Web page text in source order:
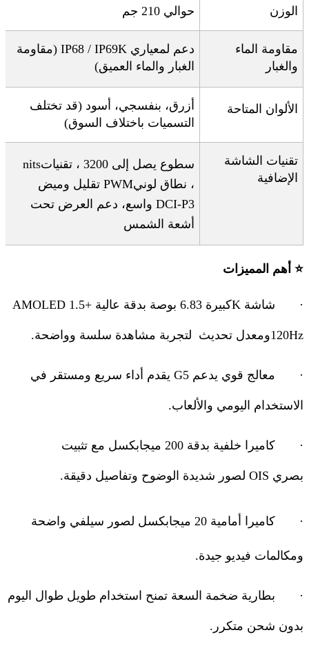
الوزن حوالي 210 جم
مقاومة الماء
والغبار
دعم لمعياري IP68 / IP69K ( مقاومة
الغبار والماء العميق)
الألوان المتاحة
أزرق، بنفسجي، أسود (قد تختلف
التسميات باختلاف السوق)
تقنيات الشاشة
الإضافية
سطوع يصل إلى 3200 nits، تقنيات
تقليل وميض PWM، نطاق لوني
واسع DCI-P3
، دعم العرض تحت
أشعة الشمس
⭐ أهم المميزات
· شاشة AMOLED كبيرة 6.83 بوصة بدقة عالية +1.5K
ومعدل تحديث120Hz لتجربة مشاهدة سلسة وواضحة.
· معالج قوي يدعم 5 G يقدم أداء سريع ومستقر في
الاستخدام اليومي والألعاب.
· كاميرا خلفية بدقة 200 ميجابكسل مع تثبيت
بصري OIS لصور شديدة الوضوح وتفاصيل دقيقة.
· كاميرا أمامية 20 ميجابكسل لصور سيلفي واضحة
ومكالمات فيديو جيدة.
· بطارية ضخمة السعة تمنح استخدام طويل طوال اليوم
بدون شحن متكرر .